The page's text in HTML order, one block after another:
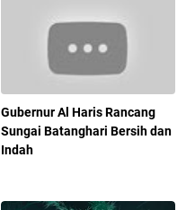
Gubernur Al Haris Rancang
Sungai Batanghari Bersih dan
Indah